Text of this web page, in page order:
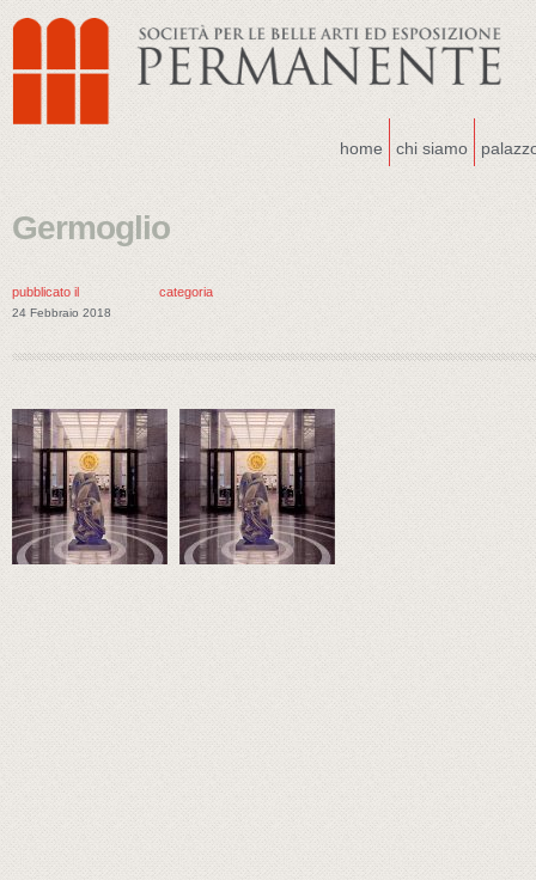
home chi siamo
Germoglio
pubblicato il
24 Febbraio 2018
categoria